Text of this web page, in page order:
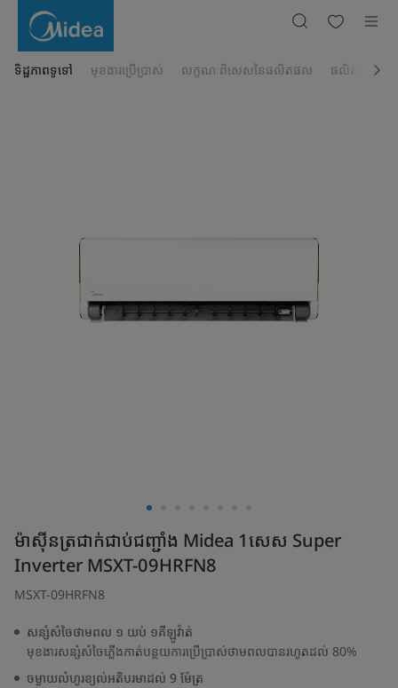
Super
Inverter
ទិដ្ឋភាពទូទៅ មុខងារប្រើប្រាស់ លក្ខណៈពិសេសនៃផលិតផល ផលិតផលដែល
ម៉ាស៊ីនត្រជាក់ជាប់ជញ្ជាំង Midea 1សេស Super
Inverter MSXT-09HRFN8
MSXT-09HRFN8
សន្សំសំចៃថាមពល ១ យប់ ១គីឡូវ៉ាត់
មុខងារសន្សំសំចៃភ្លើងកាត់បន្ថយការប្រើប្រាស់ថាមពលបានរហូតដល់ 80%
ចម្ងាយលំហូរខ្យល់អតិបរមាដល់ 9 ម៉ែត្រ